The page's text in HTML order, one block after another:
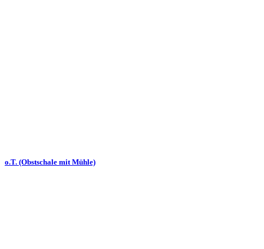
o.T. (Obstschale mit Mühle)